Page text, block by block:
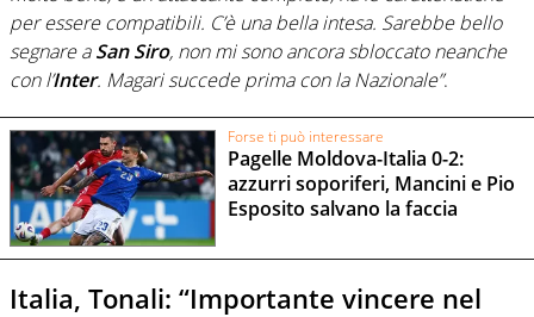
per essere compatibili. C’è una bella intesa. Sarebbe bello
segnare aSan Siro, non mi sono ancora sbloccato neanche
con l’Inter. Magari succede prima con la Nazionale”.
Forse ti può interessare
Pagelle Moldova-Italia 0-2:
azzurri soporiferi, Mancini e Pio
Esposito salvano la faccia
Italia, Tonali: “Importante vincere nel